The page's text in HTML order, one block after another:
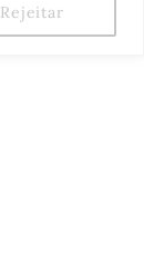
Rejeitar